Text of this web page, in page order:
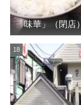
「味華」（閉